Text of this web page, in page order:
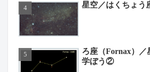
星空／はくちょう
ろ座（Fornax）／
学ぼう②